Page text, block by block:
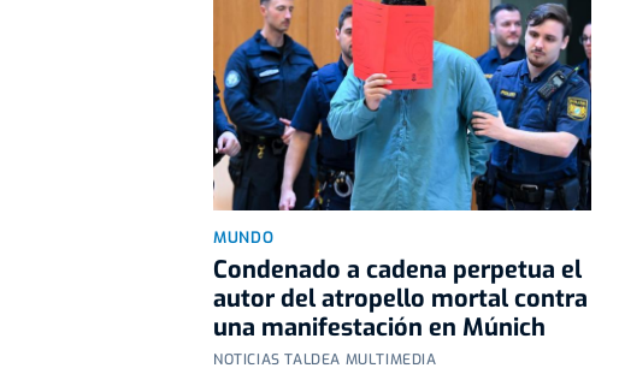
MUNDO
Condenado a cadena perpetua el
autor del atropello mortal contra
una manifestación en Múnich
NOTICIAS TALDEA MULTIMEDIA